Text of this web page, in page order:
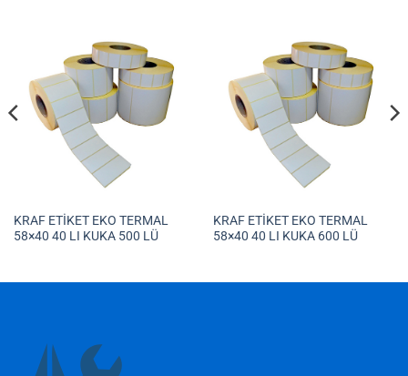
KRAF ETİKET EKO TERMAL
58×40 40 LI KUKA 500 LÜ
KRAF ETİKET EKO TERMAL
58×40 40 LI KUKA 600 LÜ